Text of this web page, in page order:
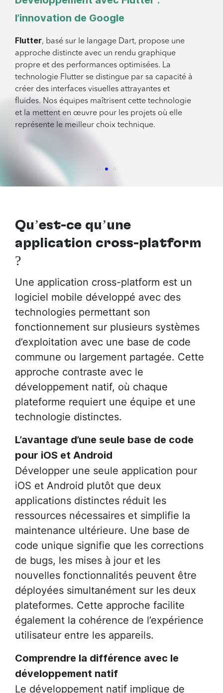
l’innovation de Google
Flutter, basé sur le langage Dart, propose une
approche distincte avec un rendu graphique
propre et des performances optimisées. La
technologie Flutter se distingue par sa capacité à
créer des interfaces visuelles attrayantes et
fluides. Nos équipes maîtrisent cette technologie
et la mettent en œuvre pour les projets où elle
représente le meilleur choix technique.
Qu’est-ce qu’une
application cross-platform
?
Une application cross-platform est un
logiciel mobile développé avec des
technologies permettant son
fonctionnement sur plusieurs systèmes
d’exploitation avec une base de code
commune ou largement partagée. Cette
approche contraste avec le
développement natif, où chaque
plateforme requiert une équipe et une
technologie distinctes.
L’avantage d’une seule base de code
pour iOS et Android
Développer une seule application pour
iOS et Android plutôt que deux
applications distinctes réduit les
ressources nécessaires et simplifie la
maintenance ultérieure. Une base de
code unique signifie que les corrections
de bugs, les mises à jour et les
nouvelles fonctionnalités peuvent être
déployées simultanément sur les deux
plateformes. Cette approche facilite
également la cohérence de l’expérience
utilisateur entre les appareils.
Comprendre la différence avec le
développement natif
Le développement natif implique de